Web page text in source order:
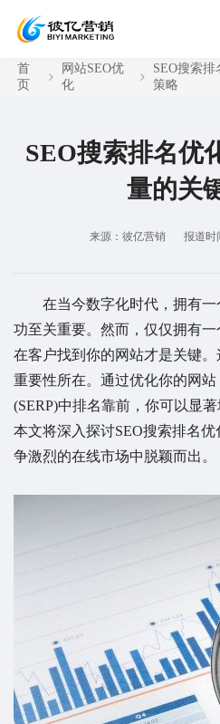
首
页
网站SEO优
化
SEO搜索
策略
SEO搜索排名优
量的关
来源：彼亿营销 报道时
在当今数字化时代，拥有一
功至关重要。然而，仅仅拥有
在客户找到你的网站才是关键。
重要性所在。通过优化你的网
(SERP)中排名靠前，你可以显
本文将深入探讨SEO搜索排名
争激烈的在线市场中脱颖而出。